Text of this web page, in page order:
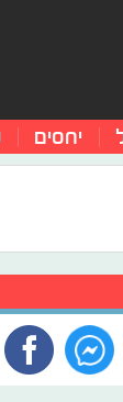
יחסים